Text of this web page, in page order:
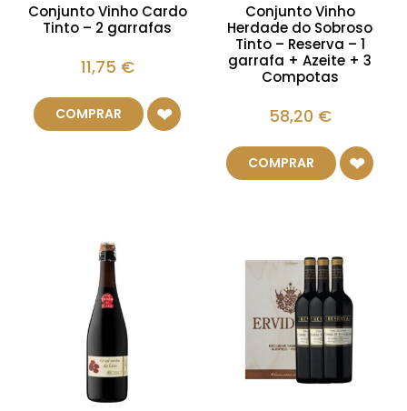
Conjunto Vinho Cardo
Tinto – 2 garrafas
11,75 €
COMPRAR
Conjunto Vinho
Herdade do Sobroso
Tinto – Reserva – 1
garrafa + Azeite + 3
Compotas
58,20 €
COMPRAR